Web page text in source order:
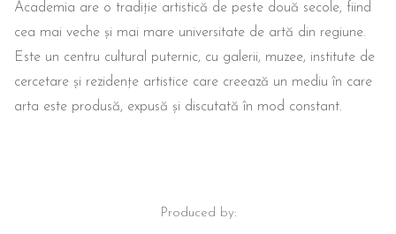
Academia are o tradiție artistică de peste două secole, fiind
cea mai veche și mai mare universitate de artă din regiune.
Este un centru cultural puternic, cu galerii, muzee, institute de
cercetare și rezidențe artistice care creează un mediu în care
arta este produsă, expusă și discutată în mod constant.
Produced by: